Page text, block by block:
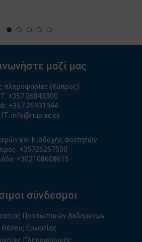
μαζί μας
πληροφορίες (Κύπρος)
T: +357 26843300
Φ: +357 26931944
ΗΤ: info@nup.ac.cy
και Εισδοχής Φοιτητών
+35726257500
+30210860861 5
σύνδεσμοι
Προσωπικών Δεδομένων
Θέσεις Εργασίας
Πληροφορικής